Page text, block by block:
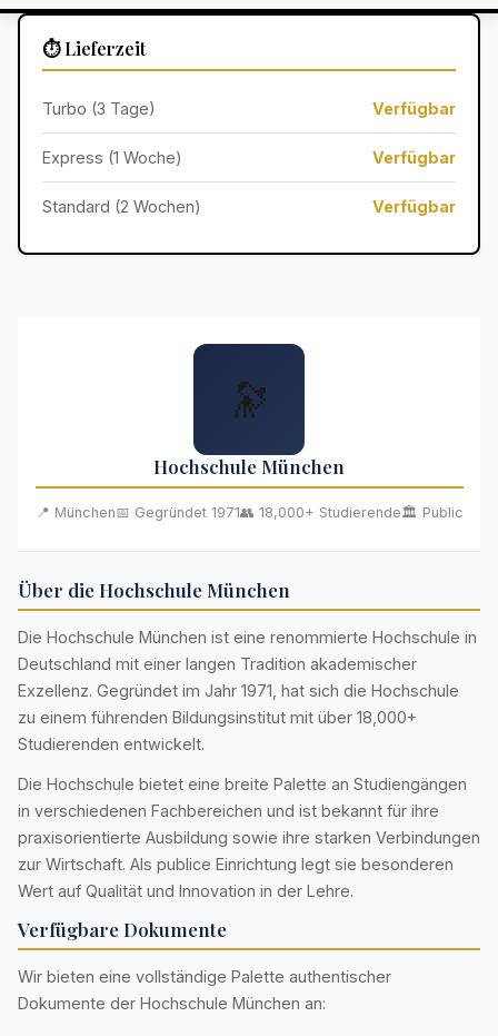
⏱️ Lieferzeit
Turbo (3 Tage) Verfügbar
Express (1 Woche) Verfügbar
Standard (2 Wochen) Verfügbar
🔭
Hochschule München
📍 München📅 Gegründet 1971👥 18,000+ Studierende🏛️ Public
Über die Hochschule München
Die Hochschule München ist eine renommierte Hochschule in
Deutschland mit einer langen Tradition akademischer
Exzellenz. Gegründet im Jahr 1971, hat sich die Hochschule
zu einem führenden Bildungsinstitut mit über 18,000+
Studierenden entwickelt.
Die Hochschule bietet eine breite Palette an Studiengängen
in verschiedenen Fachbereichen und ist bekannt für ihre
praxisorientierte Ausbildung sowie ihre starken Verbindungen
zur Wirtschaft. Als publice Einrichtung legt sie besonderen
Wert auf Qualität und Innovation in der Lehre.
Verfügbare Dokumente
Wir bieten eine vollständige Palette authentischer
Dokumente der Hochschule München an: